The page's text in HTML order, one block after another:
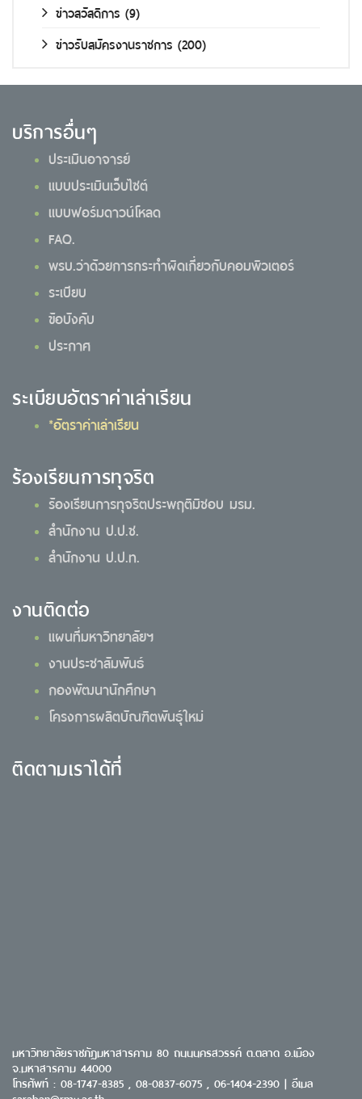
ข่าวสวัสดิการ (9)
ข่าวรับสมัครงานราชการ (200)
บริการอื่นๆ
ประเมินอาจารย์
แบบประเมินเว็บไซต์
แบบฟอร์มดาวน์โหลด
FAQ.
พรบ.ว่าด้วยการกระทำผิดเกี่ยวกับคอมพิวเตอร์
ระเบียบ
ข้อบังคับ
ประกาศ
ระเบียบอัตราค่าเล่าเรียน
*อัตราค่าเล่าเรียน
ร้องเรียนการทุจริต
ร้องเรียนการทุจริตประพฤติมิชอบ มรม.
สำนักงาน ป.ป.ช.
สำนักงาน ป.ป.ท.
งานติดต่อ
แผนที่มหาวิทยาลัยฯ
งานประชาสัมพันธ์
กองพัฒนานักศึกษา
โครงการผลิตบัณฑิตพันธุ์ใหม่
ติดตามเราได้ที่
มหาวิทยาลัยราชภัฏมหาสารคาม 80 ถนนนครสวรรค์ ต.ตลาด อ.เมือง
จ.มหาสารคาม 44000
โทรศัพท์ : 08-1747-8385 , 08-0837-6075 , 06-1404-2390 | อีเมล